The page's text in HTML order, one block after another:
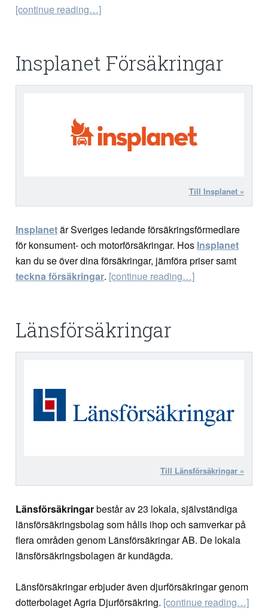
[continue reading…]
Insplanet Försäkringar
Till Insplanet »
Insplanetär Sveriges ledande försäkringsförmedlare
för konsument- och motorförsäkringar. Hos Insplanet
kan du se över dina försäkringar, jämföra priser samt
teckna försäkringar. [continue reading…]
Länsförsäkringar
Till Länsförsäkringar »
Länsförsäkringarbestår av 23 lokala, självständiga
länsförsäkringsbolag som hålls ihop och samverkar på
flera områden genom Länsförsäkringar AB. De lokala
länsförsäkringsbolagen är kundägda.
Länsförsäkringar erbjuder även djurförsäkringar genom
dotterbolaget Agria Djurförsäkring. [continue reading…]